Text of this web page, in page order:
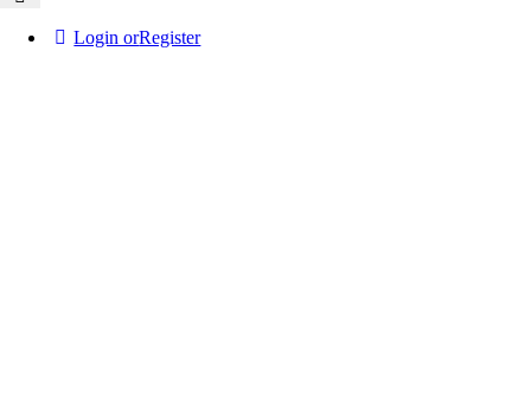
Login orRegister